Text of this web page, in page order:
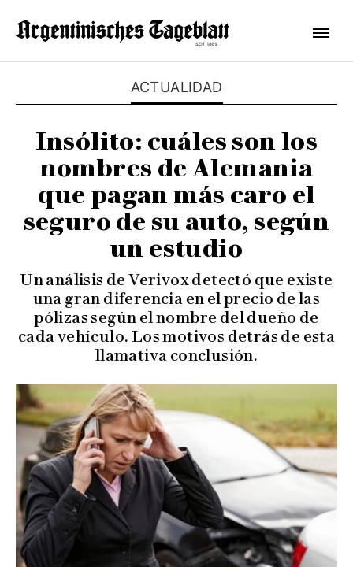
ACTUALIDAD
Insólito: cuáles son los
nombres de Alemania
que pagan más caro el
seguro de su auto, según
un estudio
Un análisis de Verivox detectó que existe
una gran diferencia en el precio de las
pólizas según el nombre del dueño de
cada vehículo. Los motivos detrás de esta
llamativa conclusión.